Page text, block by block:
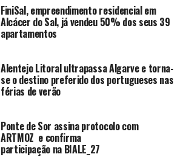
FiniSal, empreendimento residencial em
Alcácer do Sal, já vendeu 50% dos seus 39
apartamentos
Alentejo Litoral ultrapassa Algarve e torna-
se o destino preferido dos portugueses nas
férias de verão
Ponte de Sor assina protocolo com
ARTMOZ e confirma
participação na BIALE_27